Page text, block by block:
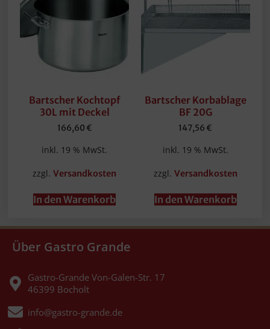
Bartscher Kochtopf
30L mit Deckel
166,60 €
inkl. 19 % MwSt.
zzgl.Versandkosten
In den Warenkorb
Bartscher Korbablage
BF 20G
147,56 €
inkl. 19 % MwSt.
zzgl. Versandkosten
In den Warenkorb
Über Gastro Grande
Gastro-Grande Von-Galen-Str. 17
46399 Bocholt
info@gastro-grande.de